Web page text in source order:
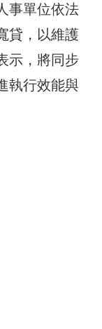
事單位依法
貸，以維護
示，將同步
執行效能與